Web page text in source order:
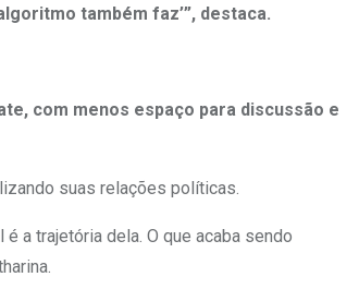
também faz’”, destaca.
com menos espaço para discussão e
suas relações políticas.
a trajetória dela. O que acaba sendo